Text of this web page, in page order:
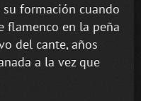
formación cuando
flamenco en la peña
del cante, años
a la vez que